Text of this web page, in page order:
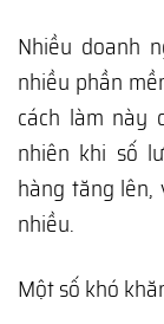
Nhiều doanh
nhiều phần
cách làm này
nhiên khi số
hàng tăng
nhiều.
Một số khó